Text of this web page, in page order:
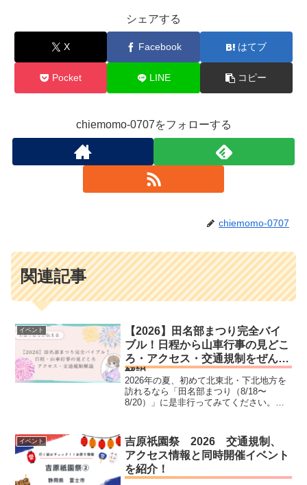
シェアする
X Facebook はてブ
Pocket LINE コピー
chiemomo-0707をフォローする
chiemomo-0707
関連記事
イベント
【2026】田名部まつり完全バイ
ブル！日程から山車行事の見どこ
ろ・アクセス・交通規制をぜんぶ
解説
2026年の夏、初めて北東北・下北地方を
訪れるなら「田名部まつり（8/18〜
8/20）」に是非行ってみてください。京
（露店）、そして涙を誘う感動のフィナ
ーレ「五車別れ」まで...
イベント
吉原祇園祭 2026 交通規制、
アクセス情報と同時開催イベント
を紹介！